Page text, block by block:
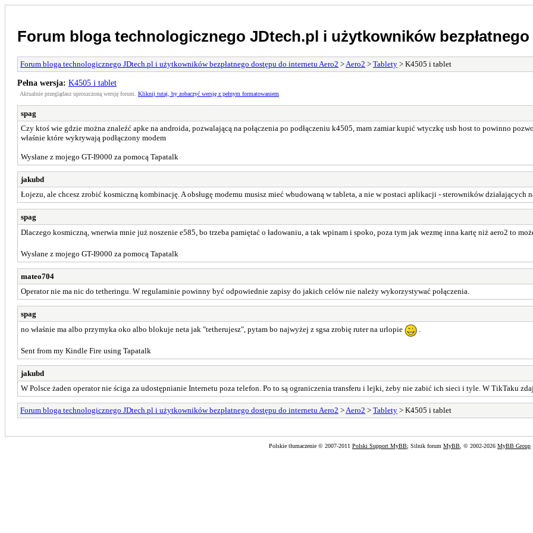
Forum bloga technologicznego JDtech.pl i użytkowników
Forum bloga technologicznego JDtech.pl i użytkowników bezpłatnego dostępu do internetu Aero2 > Aero2 > Tablety > K4505 i tablet
Pełna wersja: K4505 i tablet
Aktualnie przeglądasz uproszczoną wersję forum. Kliknij tutaj, by zobaczyć wersję z pełnym formatowaniem
spag
Czy ktoś wie gdzie można znaleźć apke na androida, pozwalającą na połączenia po podłączeniu k4505, mam zamiar kupić wtyczkę usb host to powinno
właśnie które wykrywają podłączony modem
Wysłane z mojego GT-I9000 za pomocą Tapatalk
jakubd
Łojezu, ale chcesz zrobić kosmiczną kombinację. A obsługę modemu musisz mieć wbudowaną w tableta, a nie w postaci aplikacji - sterowników
spag
Dlaczego kosmiczną, wnerwia mnie już noszenie e585, bo trzeba pamiętać o ładowaniu, a tak wpinam i spoko, poza tym jak wezmę inna kartę niż aero2 to
Wysłane z mojego GT-I9000 za pomocą Tapatalk
mateo704
Operator nie ma nic do tetheringu. W regulaminie powinny być odpowiednie zapisy do jakich celów nie należy wykorzystywać połączenia.
spag
no właśnie ma albo przymyka oko albo blokuje neta jak "tetherujesz", pytam bo najwyżej z sgsa zrobię ruter na urlopie
.
Sent from my Kindle Fire using Tapatalk
jakubd
W Polsce żaden operator nie ściga za udostępnianie Internetu poza telefon. Po to są ograniczenia transferu i lejki, żeby nie zabić ich sieci i tyle. W TikTaku
Forum bloga technologicznego JDtech.pl i użytkowników bezpłatnego dostępu do internetu Aero2 > Aero2 > Tablety > K4505 i tablet
Polskie tłumaczenie © 2007-2011 Polski Support MyBB; Silnik forum MyBB , © 2002-2026 MyBB Group